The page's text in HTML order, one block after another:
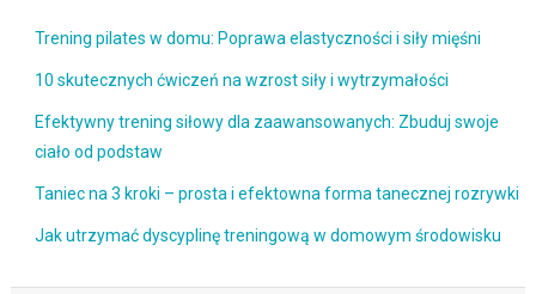
Trening pilates w domu: Poprawa elastyczności i siły mięśni
10 skutecznych ćwiczeń na wzrost siły i wytrzymałości
Efektywny trening siłowy dla zaawansowanych: Zbuduj swoje
ciało od podstaw
Taniec na 3 kroki – prosta i efektowna forma tanecznej rozrywki
Jak utrzymać dyscyplinę treningową w domowym środowisku